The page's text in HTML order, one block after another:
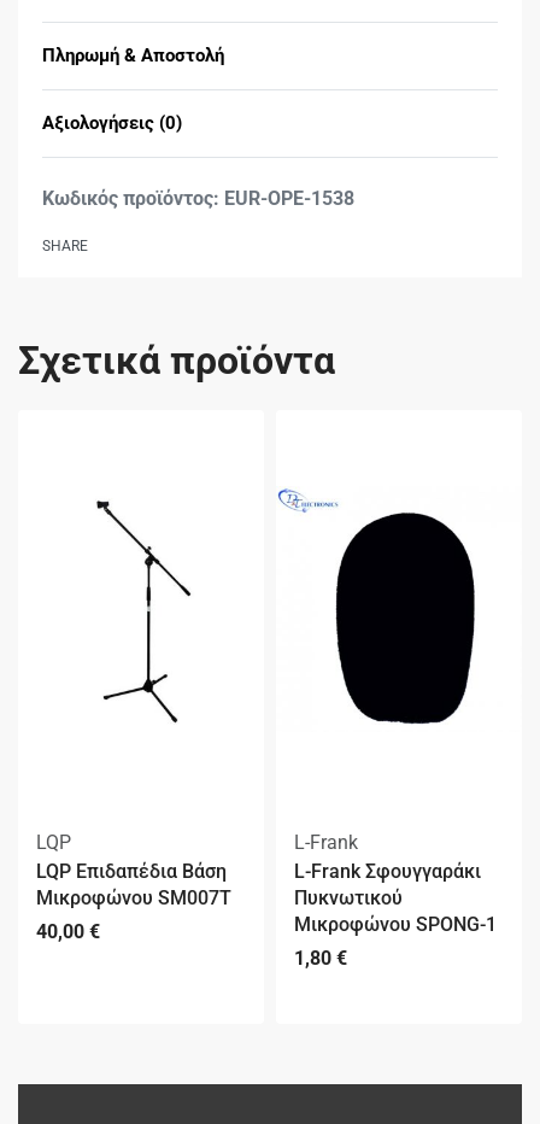
Πληρωμή & Αποστολή
Αξιολογήσεις (0)
EUR-OPE-1538
SHARE
Σχετικά προϊόντα
LQP
LQP Επιδαπέδια Βάση
Μικροφώνου SM007T
40,00 €
L-Frank
L-Frank Σφουγγαράκι
Πυκνωτικού
Μικροφώνου SPONG-1
1,80 €